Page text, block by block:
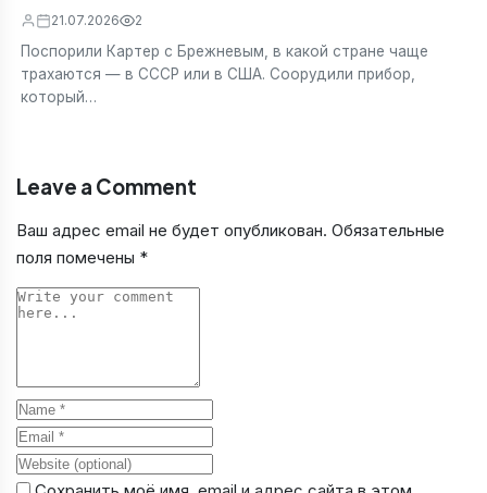
21.07.2026 2
Поспорили Картер с Брежневым, в какой стране чаще
трахаются — в СССР или в США. Соорудили прибор,
который…
Leave a Comment
Ваш адрес email не будет опубликован. Обязательные
поля помечены *
Comment
Name
Email
Website